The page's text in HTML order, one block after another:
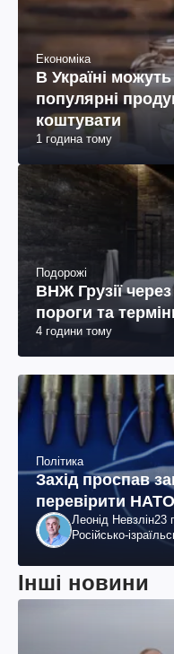
Економіка
В Україні
популярні
коштувати
1 година тому
Подорожі
ВНЖ Грузії
пороги та
4 години тому
Політика
Захід проспав
перевірити
Леонід Невзлін23
Російсько-
Інші новини